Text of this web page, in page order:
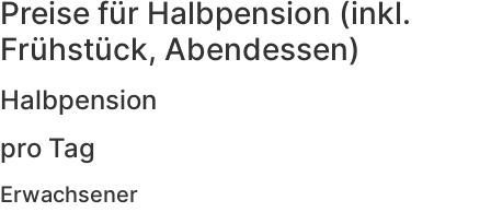
Preise für Halbpension (inkl.
Frühstück, Abendessen)
Halbpension
pro Tag
Erwachsener